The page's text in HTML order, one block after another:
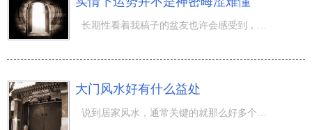
长期性看着我稿子的盆友也许会感受到，我勤奋的在做事情，就是说想方设法将自身悟到的人生道路和八字实情，
大门风水好有什么益处